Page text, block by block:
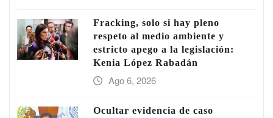
Fracking, solo si hay pleno
respeto al medio ambiente y
estricto apego a la legislación:
Kenia López Rabadán
Ago 6, 2026
Ocultar evidencia de caso